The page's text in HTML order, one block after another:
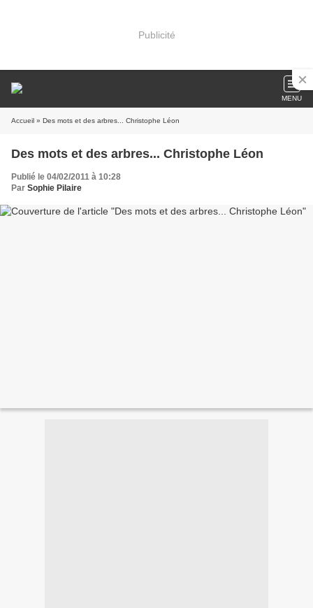
Publicité
MENU
Accueil » Des mots et des arbres... Christophe Léon
Des mots et des arbres... Christophe Léon
Publié le 04/02/2011 à 10:28
Par Sophie Pilaire